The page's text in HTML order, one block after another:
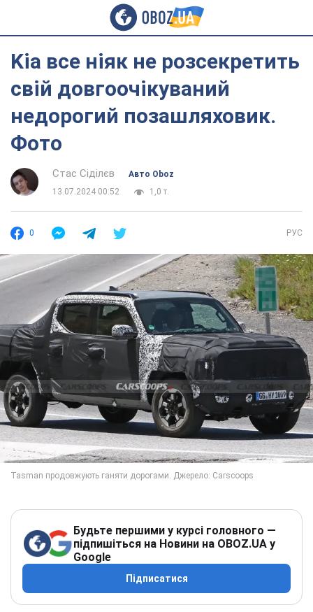
Kia все ніяк не розсекретить
свій довгоочікуваний
недорогий позашляховик.
Фото
Стас Сіділєв
Авто Oboz
13.07.2024 00:52
1,0 т.
0 РУС
Будьте першими у курсі головного —
підпишіться на Новини на OBOZ.UA у
Google
Підписатися